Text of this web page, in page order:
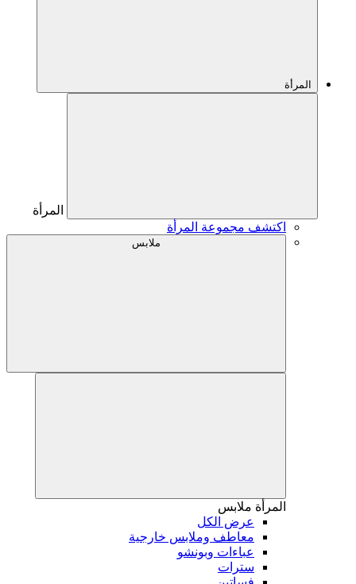
المرأة
المرأة
اكتشف مجموعة المرأة
ملابس
المرأة ملابس
عرض الكل
معاطف وملابس خارجية
عباءات وبونشو
سترات